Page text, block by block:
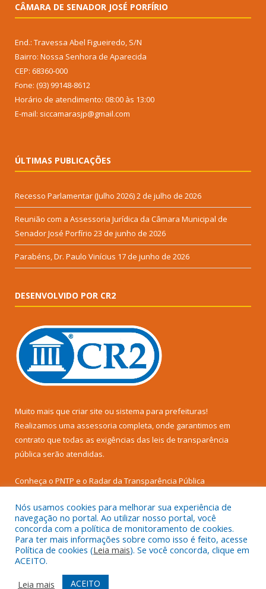
CÂMARA DE SENADOR JOSÉ PORFÍRIO
End.: Travessa Abel Figueiredo, S/N
Bairro: Nossa Senhora de Aparecida
CEP: 68360-000
Fone: (93) 99148-8612
Horário de atendimento: 08:00 às 13:00
E-mail: siccamarasjp@gmail.com
ÚLTIMAS PUBLICAÇÕES
Recesso Parlamentar (Julho 2026)2 de julho de 2026
Reunião com a Assessoria Jurídica da Câmara Municipal de
Senador José Porfírio 23 de junho de 2026
Parabéns, Dr. Paulo Vinícius 17 de junho de 2026
DESENVOLVIDO POR CR2
Muito mais que criar site ou sistema para prefeituras!
Realizamos uma assessoria completa, onde garantimos em
contrato que todas as exigências das leis de transparência
pública serão atendidas.
Conheça o PNTP e o Radar da Transparência Pública
Todos os direitos reservados a Câmara Municipal de Senador
José Porfírio.
Mapa do Site
Acessar Área Administrativa
Nós usamos cookies para melhorar sua experiência de
navegação no portal. Ao utilizar nosso portal, você
concorda com a política de monitoramento de cookies.
Para ter mais informações sobre como isso é feito, acesse
Política de cookies (Leia mais). Se você concorda, clique em
ACEITO.
Leia mais
ACEITO